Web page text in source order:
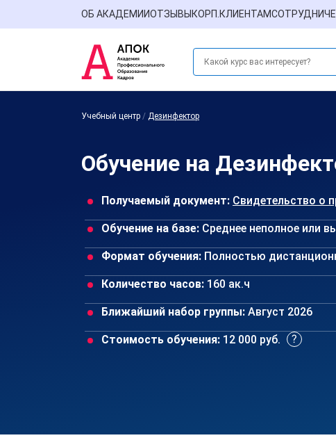
ОБ АКАДЕМИИОТЗЫВЫ КОРП.КЛИЕНТАМ
Учебный центр / Дезинфектор
Обучение на
Получаемый документ: Свидетельство о
Обучение на базе: Среднее неполное или
Формат обучения: Полностью
Количество часов: 160 ак.ч
Ближайший набор группы: Август 2026
Стоимость обучения: 12 000 руб.